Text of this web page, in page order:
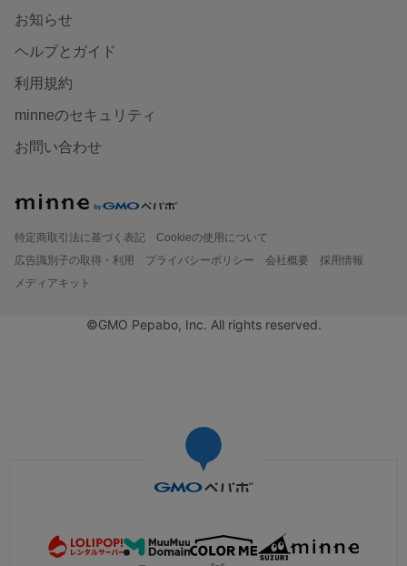
お知らせ
ヘルプとガイド
利用規約
minneのセキュリティ
お問い合わせ
特定商取引法に基づく表記
Cookieの使用について
広告識別子の取得・利用
プライバシーポリシー 会社概要
採用情報
メディアキット
©GMO Pepabo, Inc. All rights reserved.